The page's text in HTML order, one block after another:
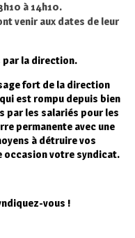
à 14h10.
venir aux dates de leur
par la direction.
fort de la direction
est rompu depuis bien
par les salariés pour les
permanente avec une
à détruire vos
occasion votre syndicat.
vous !